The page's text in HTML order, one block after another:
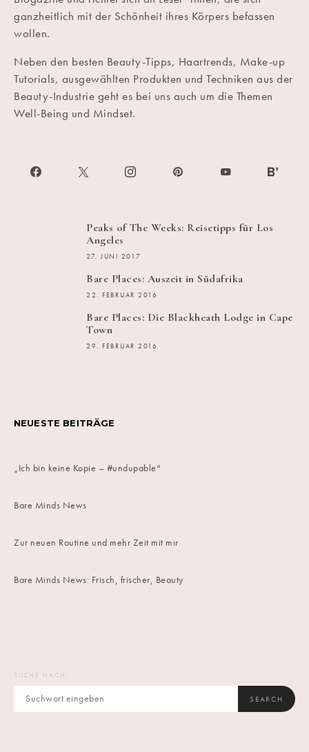
ganzheitlich mit der Schönheit ihres Körpers befassen
wollen.
Neben den besten Beauty-Tipps, Haartrends, Make-up
Tutorials, ausgewählten Produkten und Techniken aus der
Beauty-Industrie geht es bei uns auch um die Themen
Well-Being und Mindset.
Peaks of The Weeks: Reisetipps für Los
Angeles
27. JUNI 2017
Bare Places: Auszeit in Südafrika
22. FEBRUAR 2016
Bare Places: Die Blackheath Lodge in Cape
Town
29. FEBRUAR 2016
NEUESTE BEITRÄGE
„Ich bin keine Kopie – #undupable“
Bare Minds News
Zur neuen Routine und mehr Zeit mit mir
Bare Minds News: Frisch, frischer, Beauty
SUCHE NACH:
SEARCH